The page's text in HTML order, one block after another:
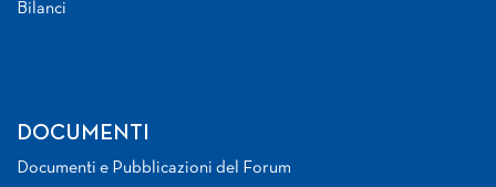
Bilanci
DOCUMENTI
Documenti e Pubblicazioni del Forum